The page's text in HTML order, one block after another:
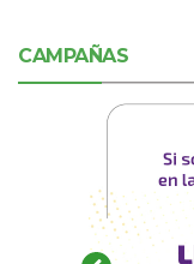
CAMPAÑAS